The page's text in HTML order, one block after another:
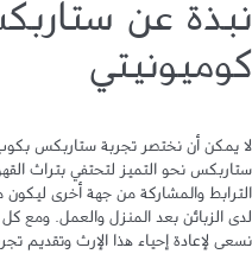
نبذة عن
كوميونيتي